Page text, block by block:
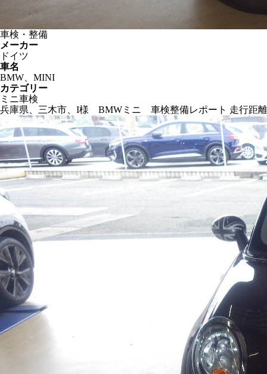
車検・整備
メーカー
ドイツ
車名
BMW、MINI
カテゴリー
ミニ車検
兵庫県、三木市、I様 BMWミニ 車検整備レポート 走行距離